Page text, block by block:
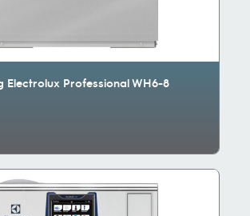
Electrolux Professional WH6-8